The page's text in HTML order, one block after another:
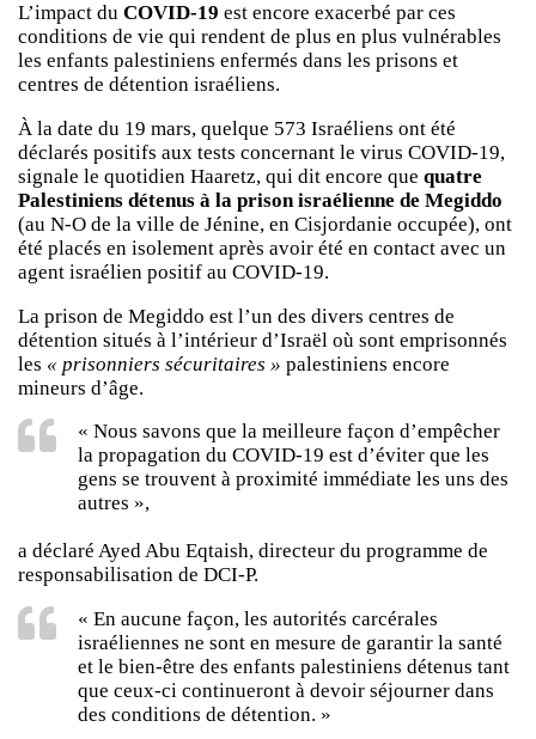
L’impact du COVID-19 est encore exacerbé par ces
conditions de vie qui rendent de plus en plus vulnérables
les enfants palestiniens enfermés dans les prisons et
centres de détention israéliens.
À la date du 19 mars, quelque 573 Israéliens ont été
déclarés positifs aux tests concernant le virus COVID-19,
signale le quotidien Haaretz, qui dit encore que quatre
Palestiniens détenus à la prison israélienne de Megiddo
(au N-O de la ville de Jénine, en Cisjordanie occupée), ont
été placés en isolement après avoir été en contact avec un
agent israélien positif au COVID-19.
La prison de Megiddo est l’un des divers centres de
détention situés à l’intérieur d’Israël où sont emprisonnés
les « prisonniers sécuritaires » palestiniens encore
mineurs d’âge.
« Nous savons que la meilleure façon d’empêcher
la propagation du COVID-19 est d’éviter que les
gens se trouvent à proximité immédiate les uns des
autres »,
a déclaré Ayed Abu Eqtaish, directeur du programme de
responsabilisation de DCI-P.
« En aucune façon, les autorités carcérales
israéliennes ne sont en mesure de garantir la santé
et le bien-être des enfants palestiniens détenus tant
que ceux-ci continueront à devoir séjourner dans
des conditions de détention. »